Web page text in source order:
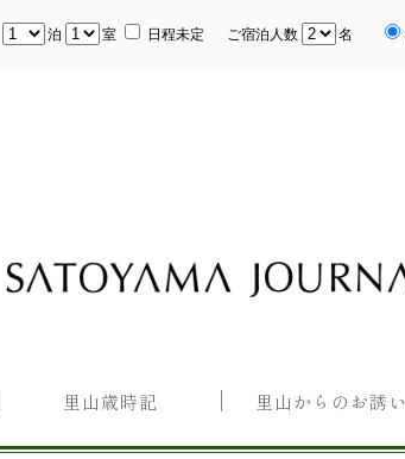
泊 室 日程未定 ご宿泊人数 名
里山歳時記 里山からのお誘い